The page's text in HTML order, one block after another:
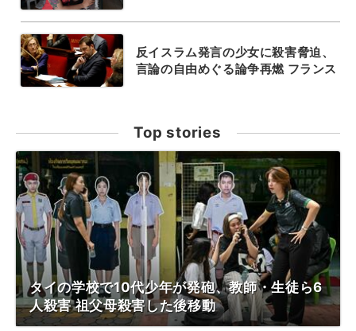
反イスラム発言の少女に殺害脅迫、
言論の自由めぐる論争再燃 フランス
Top stories
タイの学校で10代少年が発砲、教師・生徒ら6
人殺害 祖父母殺害した後移動